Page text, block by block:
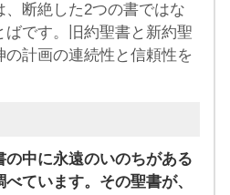
、断絶した2つの書ではな
ばです。旧約聖書と新約聖
計画の連続性と信頼性を
の中に永遠のいのちがある
ています。その聖書が、